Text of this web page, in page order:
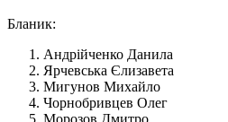
Бланик:
Андрійченко Данила
Ярчевська Єлизавета
Мигунов Михайло
Чорнобривцев Олег